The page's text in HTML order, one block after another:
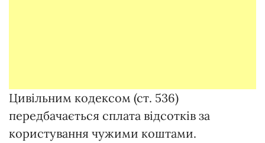
Цивільним кодексом (ст. 536)
передбачається сплата відсотків за
користування чужими коштами.